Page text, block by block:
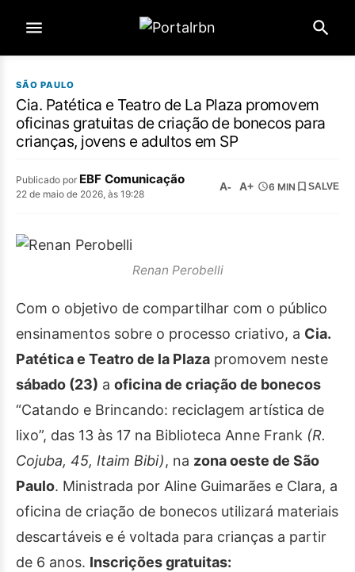
SÃO PAULO
Cia. Patética e Teatro de La Plaza promovem
oficinas gratuitas de criação de bonecos para
crianças, jovens e adultos em SP
Publicado por EBF Comunicação
22 de maio de 2026, às 19:28
A- A+ 6 MIN SALVE
Renan Perobelli
Com o objetivo de compartilhar com o público
ensinamentos sobre o processo criativo, a Cia.
Patética e Teatro de la Plaza promovem neste
sábado (23) a oficina de criação de bonecos
“Catando e Brincando: reciclagem artística de
lixo”, das 13 às 17 na Biblioteca Anne Frank (R.
Cojuba, 45, Itaim Bibi), na zona oeste de São
Paulo. Ministrada por Aline Guimarães e Clara, a
oficina de criação de bonecos utilizará materiais
descartáveis e é voltada para crianças a partir
de 6 anos. Inscrições gratuitas: